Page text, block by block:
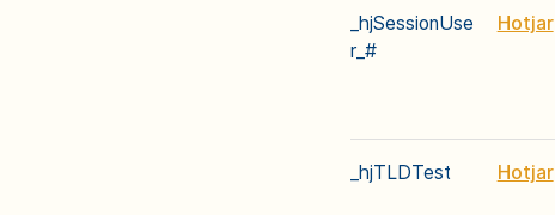
_hjSessionUse
r_#
Hotjar
_hjTLDTest Hotjar